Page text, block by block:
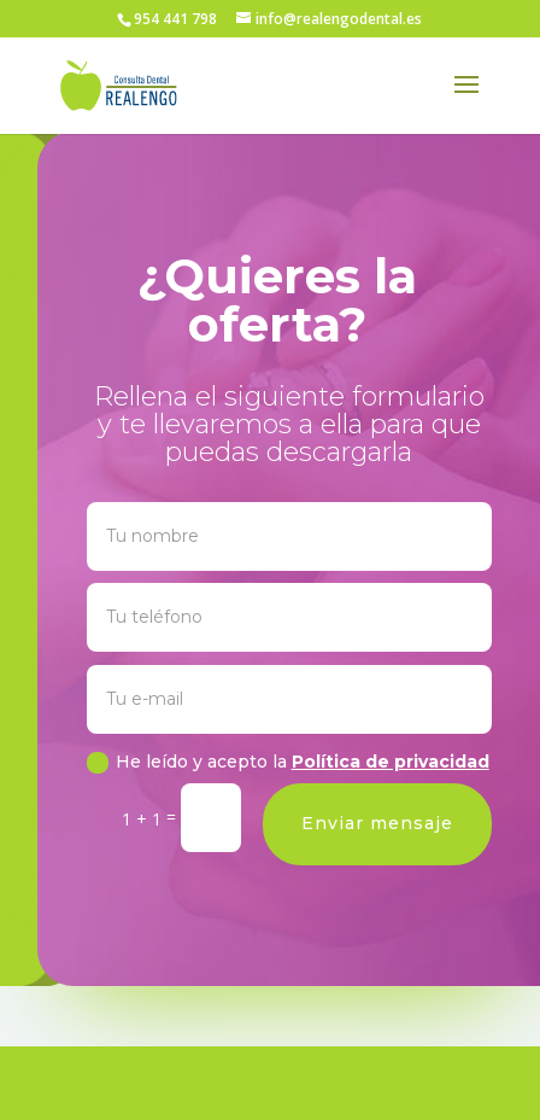
954 441 798 info@realengodental.es
¿Quieres la
oferta?
Rellena el siguiente formulario
y te llevaremos a ella para que
puedas descargarla
He leído y acepto la Política de privacidad
1 + 1 = Enviar mensaje